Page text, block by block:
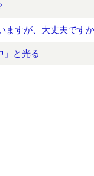
ますが、大丈夫です
」と光る